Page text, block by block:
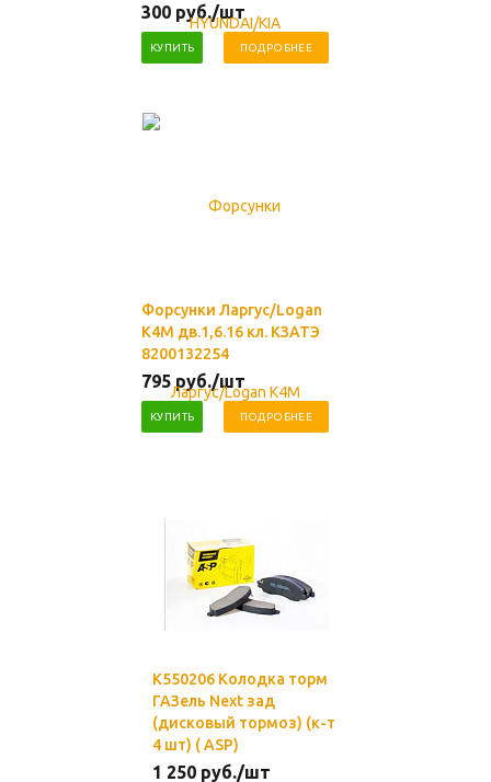
300 руб./шт
КУПИТЬ ПОДРОБНЕЕ
Форсунки Ларгус/Logan
К4М дв.1,6.16 кл. КЗАТЭ
8200132254
795 руб./шт
КУПИТЬ ПОДРОБНЕЕ
K550206 Колодка торм
ГАЗель Next зад
(дисковый тормоз) (к-т
4 шт) ( ASP)
1 250 руб./шт